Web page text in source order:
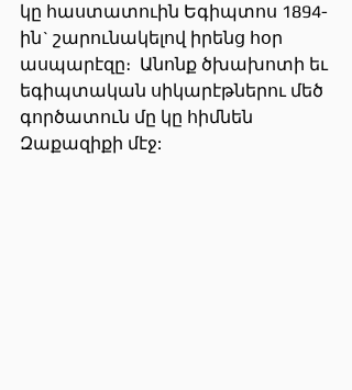
կը հաստատուին Եգիպտոս 1894-
ին` շարունակելով իրենց հօր
ասպարէզը։  Անոնք ծխախոտի եւ
եգիպտական սիկարէթներու մեծ
գործատուն մը կը հիմնեն
Զաքազիքի մէջ: